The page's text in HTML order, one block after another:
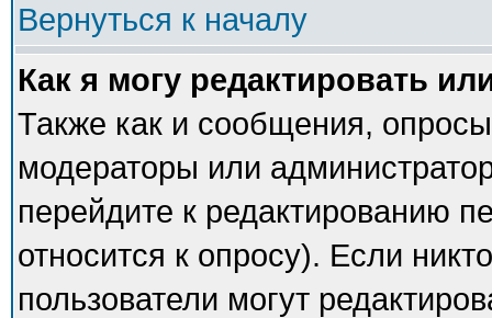
Вернуться к началу
Как я могу редактировать
Также как и сообщения,
модераторы или
перейдите к редактированию
относится к опросу). Если
пользователи могут